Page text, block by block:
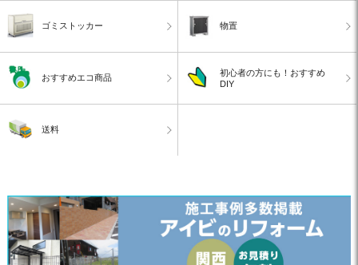
ゴミストッカー 物置
おすすめエコ商品
初心者の方にも！おすすめ
DIY
送料